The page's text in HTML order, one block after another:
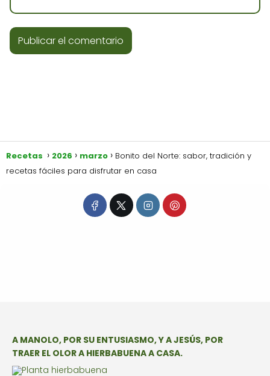
Recetas 2026 marzo
Bonito del Norte: sabor, tradición y
recetas fáciles para disfrutar en casa
A MANOLO, POR SU ENTUSIASMO, Y A JESÚS, POR
TRAER EL OLOR A HIERBABUENA A CASA.